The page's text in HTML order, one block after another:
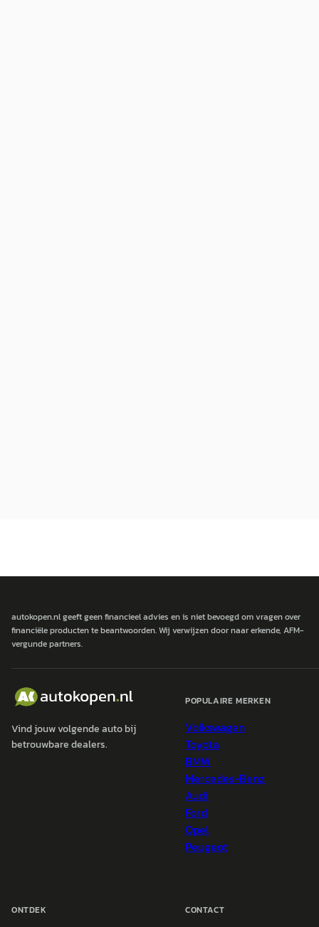
autokopen.nl geeft geen financieel advies en is niet bevoegd om vragen over
financiële producten te beantwoorden. Wij verwijzen door naar erkende, AFM-
vergunde partners.
Vind jouw volgende auto bij
betrouwbare dealers.
POPULAIRE MERKEN
Volkswagen
Toyota
BMW
Mercedes-Benz
Audi
Ford
Opel
Peugeot
ONTDEK CONTACT